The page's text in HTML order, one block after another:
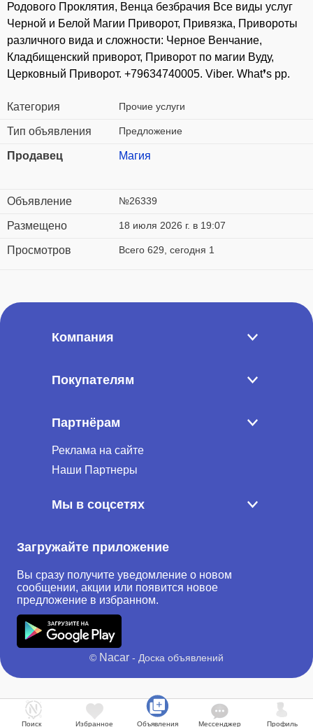
Родового Проклятия, Венца безбрачия Все виды услуг
Черной и Белой Магии Приворот, Привязка, Привороты
различного вида и сложности: Черное Венчание,
Кладбищенский приворот, Приворот по магии Вуду,
Церковный Приворот.⁣ +79634740005. Viber. What❜s pp.
Категория Прочие услуги
Тип объявления Предложение
Продавец Магия
Объявление №26339
Размещено 18 июля 2026 г. в 19:07
Просмотров Всего 629, сегодня 1
Компания
Покупателям
Партнёрам
Реклама на сайте
Наши Партнеры
Мы в соцсетях
Загружайте приложение
Вы сразу получите уведомление о новом
сообщении, акции или появится новое
предложение в избранном.
© Nacar - Доска объявлений
Поиск Избранное Объявления Мессенджер Профиль